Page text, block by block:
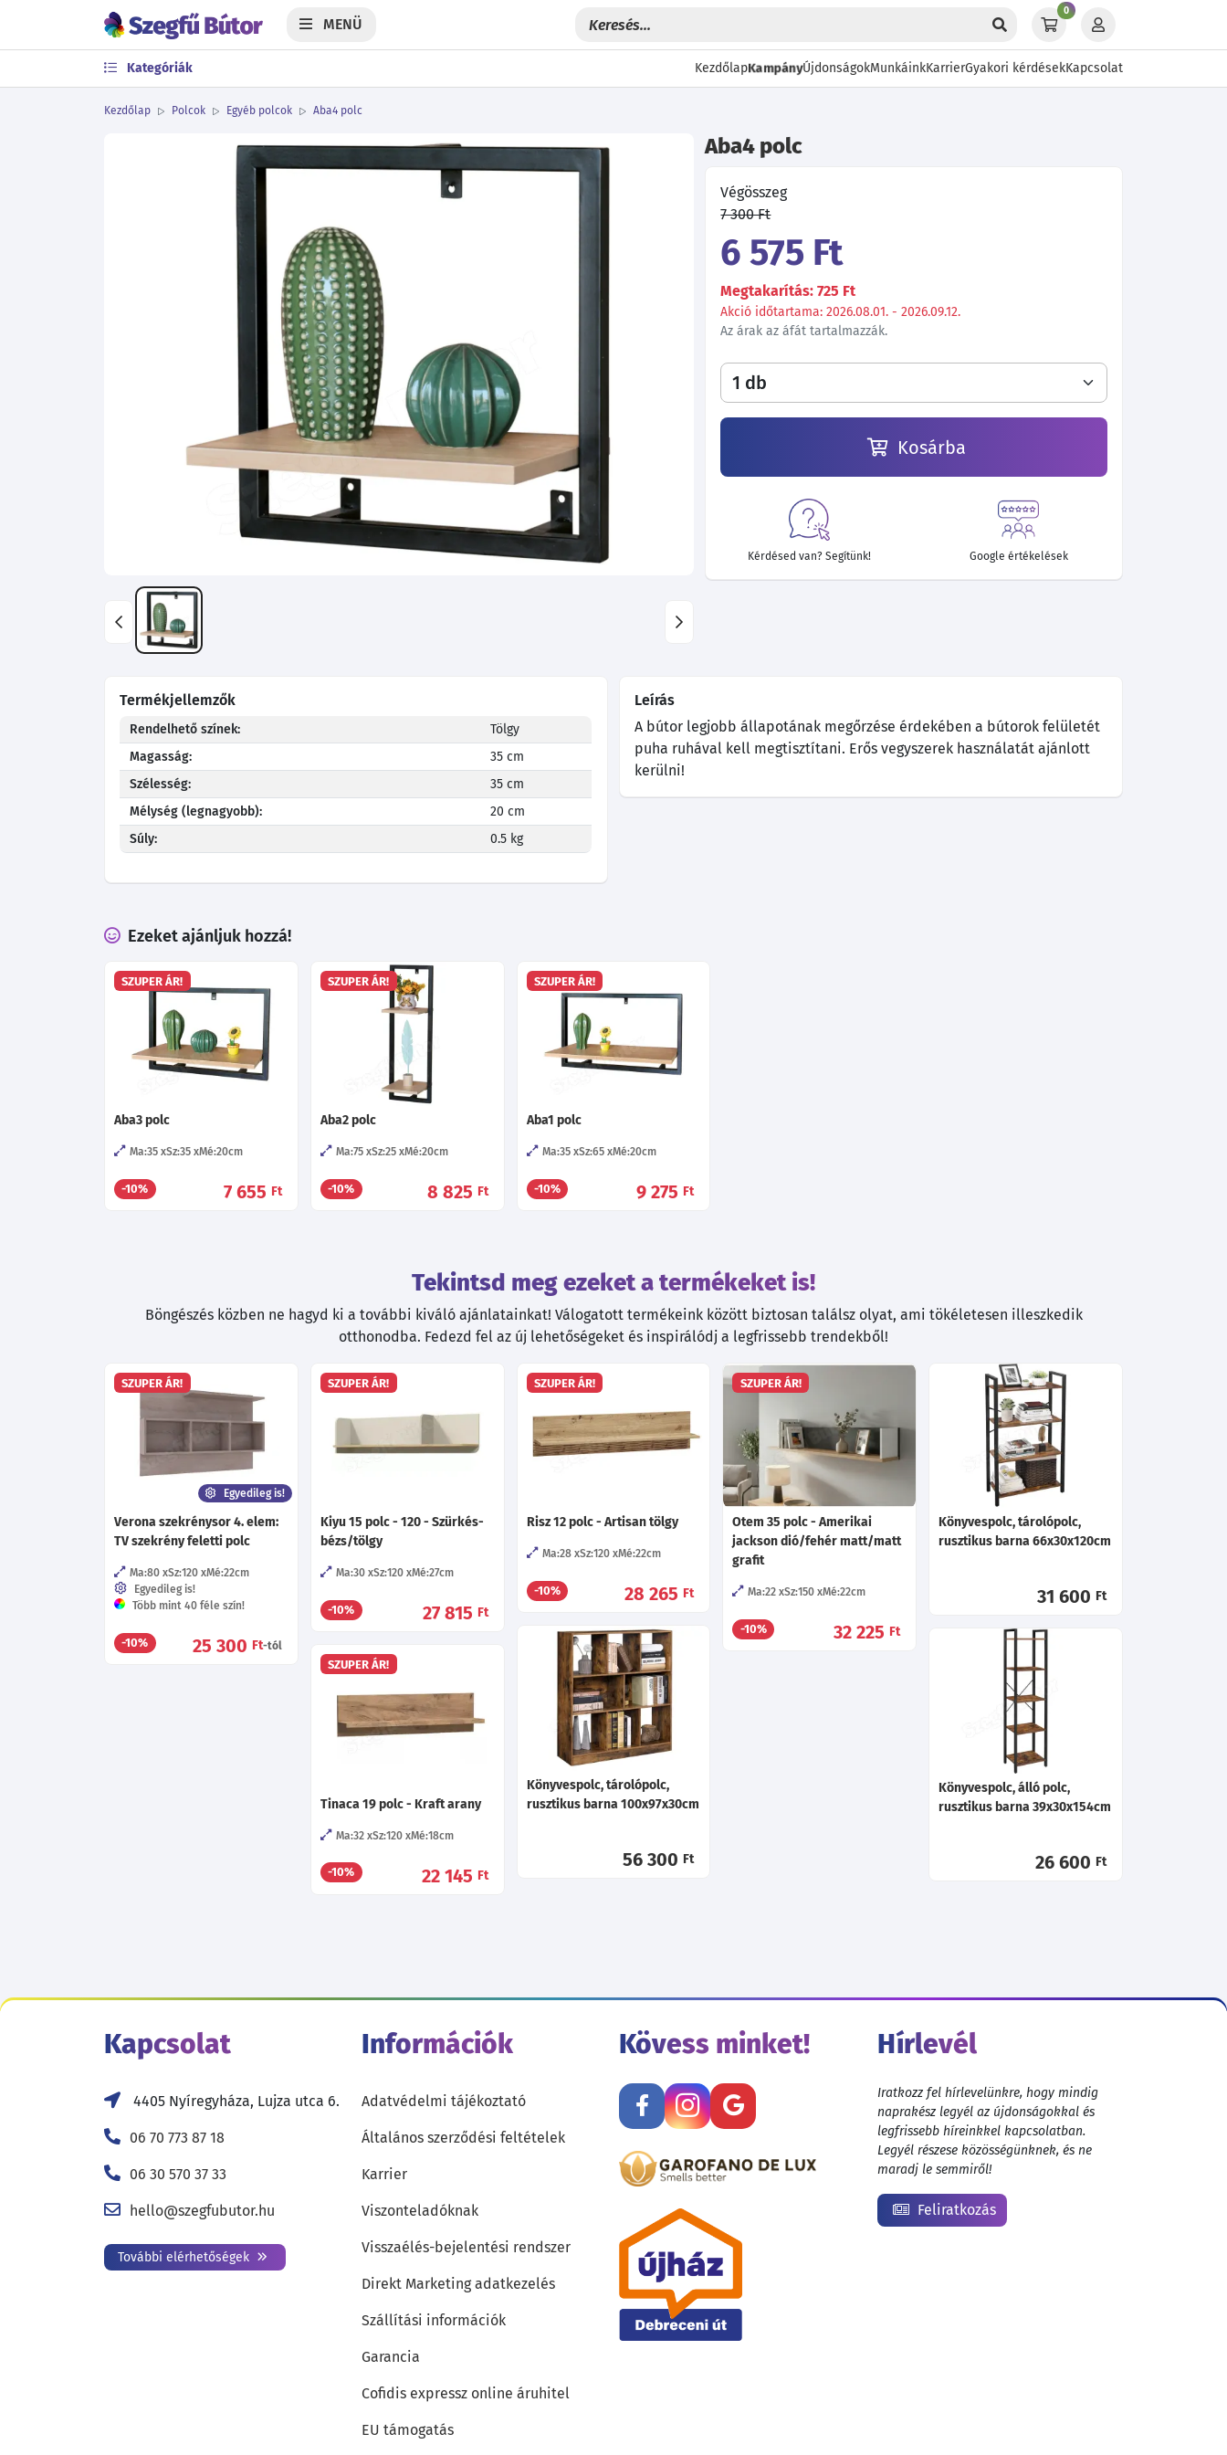
MENÜ
0
Kategóriák KezdőlapKampányÚjdonságokMunkáinkKarrierGyakori kérdésekKapcsolat
Kezdőlap Polcok Egyéb polcok Aba4 polc
Aba4 polc
Végösszeg
7 300 Ft
6 575 Ft
Megtakarítás: 725 Ft
Akció időtartama: 2026.08.01. - 2026.09.12.
Az árak az áfát tartalmazzák.
Kosárba
Kérdésed van? Segítünk! Google értékelések
Termékjellemzők
Rendelhető színek:
Tölgy
Magasság:
35 cm
Szélesség:
35 cm
Mélység (legnagyobb):
20 cm
Súly:
0.5 kg
Leírás
A bútor legjobb állapotának megőrzése érdekében a bútorok felületét
puha ruhával kell megtisztítani. Erős vegyszerek használatát ajánlott
kerülni!
Ezeket ajánljuk hozzá!
SZUPER ÁR!
Aba3 polc
Ma:35 Sz:35 Mé:20cm
-10% 7 655 Ft
SZUPER ÁR!
Aba2 polc
Ma:75 Sz:25 Mé:20cm
-10% 8 825 Ft
SZUPER ÁR!
Aba1 polc
Ma:35 Sz:65 Mé:20cm
-10% 9 275 Ft
Tekintsd meg ezeket a termékeket is!
Böngészés közben ne hagyd ki a további kiváló ajánlatainkat! Válogatott termékeink között biztosan találsz olyat, ami tökéletesen illeszkedik
otthonodba. Fedezd fel az új lehetőségeket és inspirálódj a legfrissebb trendekből!
SZUPER ÁR!
Egyedileg is!
Verona szekrénysor 4. elem:
TV szekrény feletti polc
Ma:80 Sz:120 Mé:22cm
Egyedileg is!
Több mint 40 féle szín!
-10% 25 300 Ft-tól
SZUPER ÁR!
Kiyu 15 polc - 120 - Szürkés-
bézs/tölgy
Ma:30 Sz:120 Mé:27cm
-10% 27 815 Ft
SZUPER ÁR!
Risz 12 polc - Artisan tölgy
Ma:28 Sz:120 Mé:22cm
-10% 28 265 Ft
SZUPER ÁR!
Otem 35 polc - Amerikai
jackson dió/fehér matt/matt
grafit
Ma:22 Sz:150 Mé:22cm
-10% 32 225 Ft
Könyvespolc, tárolópolc,
rusztikus barna 66x30x120cm
31 600 Ft
Könyvespolc, tárolópolc,
rusztikus barna 100x97x30cm
56 300 Ft
Könyvespolc, álló polc,
rusztikus barna 39x30x154cm
26 600 Ft
SZUPER ÁR!
Tinaca 19 polc - Kraft arany
Ma:32 Sz:120 Mé:18cm
-10% 22 145 Ft
Kapcsolat
4405 Nyíregyháza, Lujza utca 6.
06 70 773 87 18
06 30 570 37 33
hello@szegfubutor.hu
További elérhetőségek
Információk
Adatvédelmi tájékoztató
Általános szerződési feltételek
Karrier
Viszonteladóknak
Visszaélés-bejelentési rendszer
Direkt Marketing adatkezelés
Szállítási információk
Garancia
Cofidis expressz online áruhitel
EU támogatás
Kövess minket! Hírlevél
Iratkozz fel hírlevelünkre, hogy mindig
naprakész legyél az újdonságokkal és
legfrissebb híreinkkel kapcsolatban.
Legyél részese közösségünknek, és ne
maradj le semmiről!
Feliratkozás